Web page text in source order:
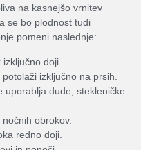
na kasnejšo vrnitev
se bo plodnost tudi
pomeni naslednje:
doji.
izključno na prsih.
uporablja dude, stekleničke
obrokov.
redno doji.